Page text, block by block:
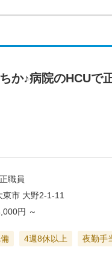
か♪病院のHCUで
職員
東市 大野2-1-11
円 ～
4週8休以上 夜勤手